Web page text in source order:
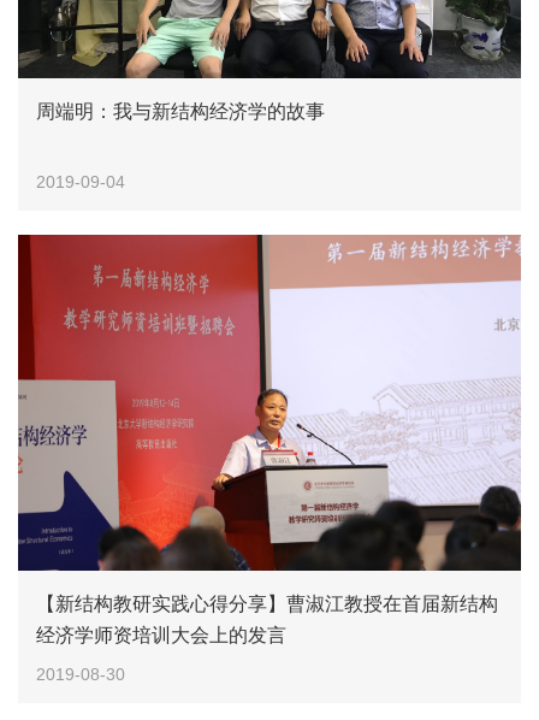
周端明：我与新结构经济学的故事
2019-09-04
【新结构教研实践心得分享】曹淑江教授在首届新结构
经济学师资培训大会上的发言
2019-08-30